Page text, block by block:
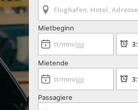
Mietbeginn
Mietende
Passagiere